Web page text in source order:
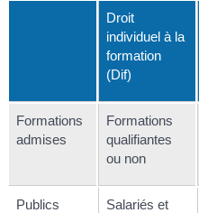
Droit
individuel à la
formation
(Dif)
Formations
admises
Formations
qualifiantes
ou non
Publics
Salariés et